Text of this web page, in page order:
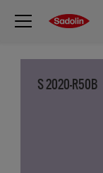
S 2020-R50B